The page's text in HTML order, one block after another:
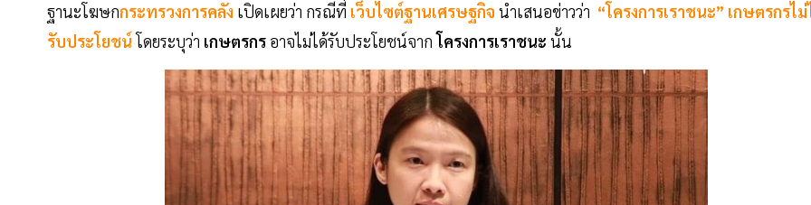
ฐานะโฆษกกระทรวงการคลัง เปิดเผยว่า กรณีที่ เว็บไซต์ฐานเศรษฐกิจ นำเสนอข่าวว่า “โครงการเราชนะ” เกษตรกรไ
รับประโยชน์โดยระบุว่า เกษตรกร อาจไม่ได้รับประโยชน์จากโครงการเราชนะ นั้น